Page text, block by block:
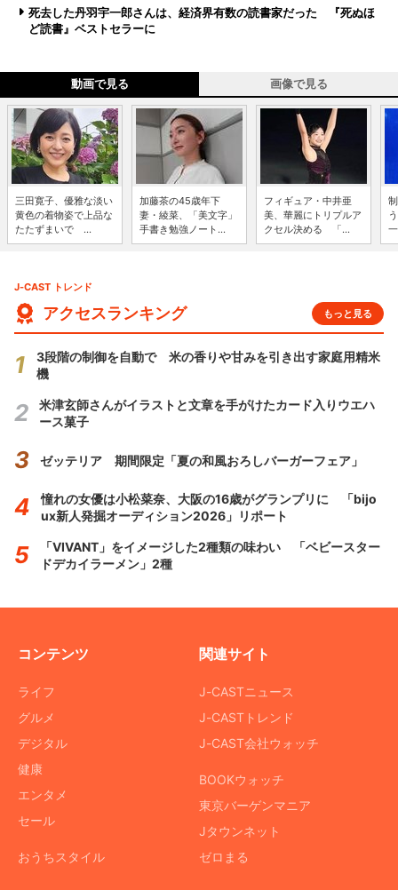
死去した丹羽宇一郎さんは、経済界有数の読書家だった 『死ぬほ
ど読書』ベストセラーに
動画で見る 画像で見る
三田寛子、優雅な淡い
黄色の着物姿で上品な
たたずまいで ...
加藤茶の45歳年下
妻・綾菜、「美文字」
手書き勉強ノート...
フィギュア・中井亜
美、華麗にトリプルア
クセル決める 「...
J-CAST トレンド
アクセスランキング もっと見る
3段階の制御を自動で 米の香りや甘みを引き出す家庭用精米
機
米津玄師さんがイラストと文章を手がけたカード入りウエハ
ース菓子
ゼッテリア 期間限定「夏の和風おろしバーガーフェア」
憧れの女優は小松菜奈、大阪の16歳がグランプリに 「bijo
ux新人発掘オーディション2026」リポート
「VIVANT」をイメージした2種類の味わい 「ベビースター
ドデカイラーメン」2種
コンテンツ
ライフ
グルメ
デジタル
健康
エンタメ
セール
おうちスタイル
関連サイト
J-CASTニュース
J-CASTトレンド
J-CAST会社ウォッチ
BOOKウォッチ
東京バーゲンマニア
Jタウンネット
ゼロまる